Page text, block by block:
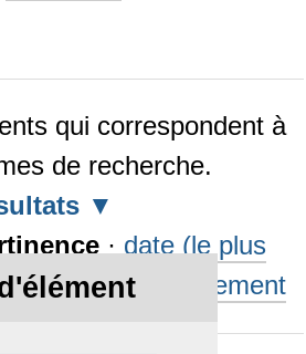
qui correspondent à
de recherche.
· date (le plus
· alphabétiquement